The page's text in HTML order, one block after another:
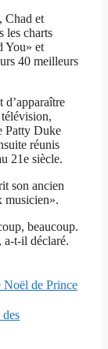
Chad et
les charts
You» et
40 meilleurs
d’apparaître
Patty Duke
réunis
21e siècle.
son ancien
musicien».
beaucoup.
a-t-il déclaré.
Noël de Prince